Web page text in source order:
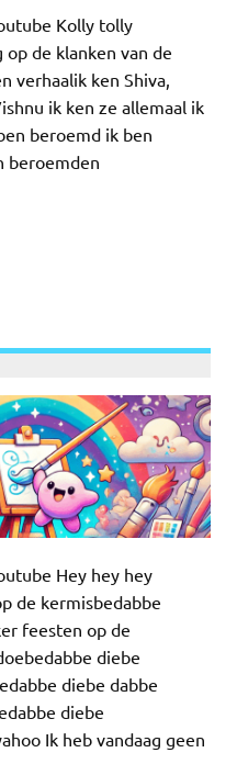
Kolly tolly
de klanken van de
verhaalik ken Shiva,
ik ken ze allemaal ik
beroemd ik ben
beroemden
Hey hey hey
de kermisbedabbe
feesten op de
diebe
diebe dabbe
diebe
Ik heb vandaag geen